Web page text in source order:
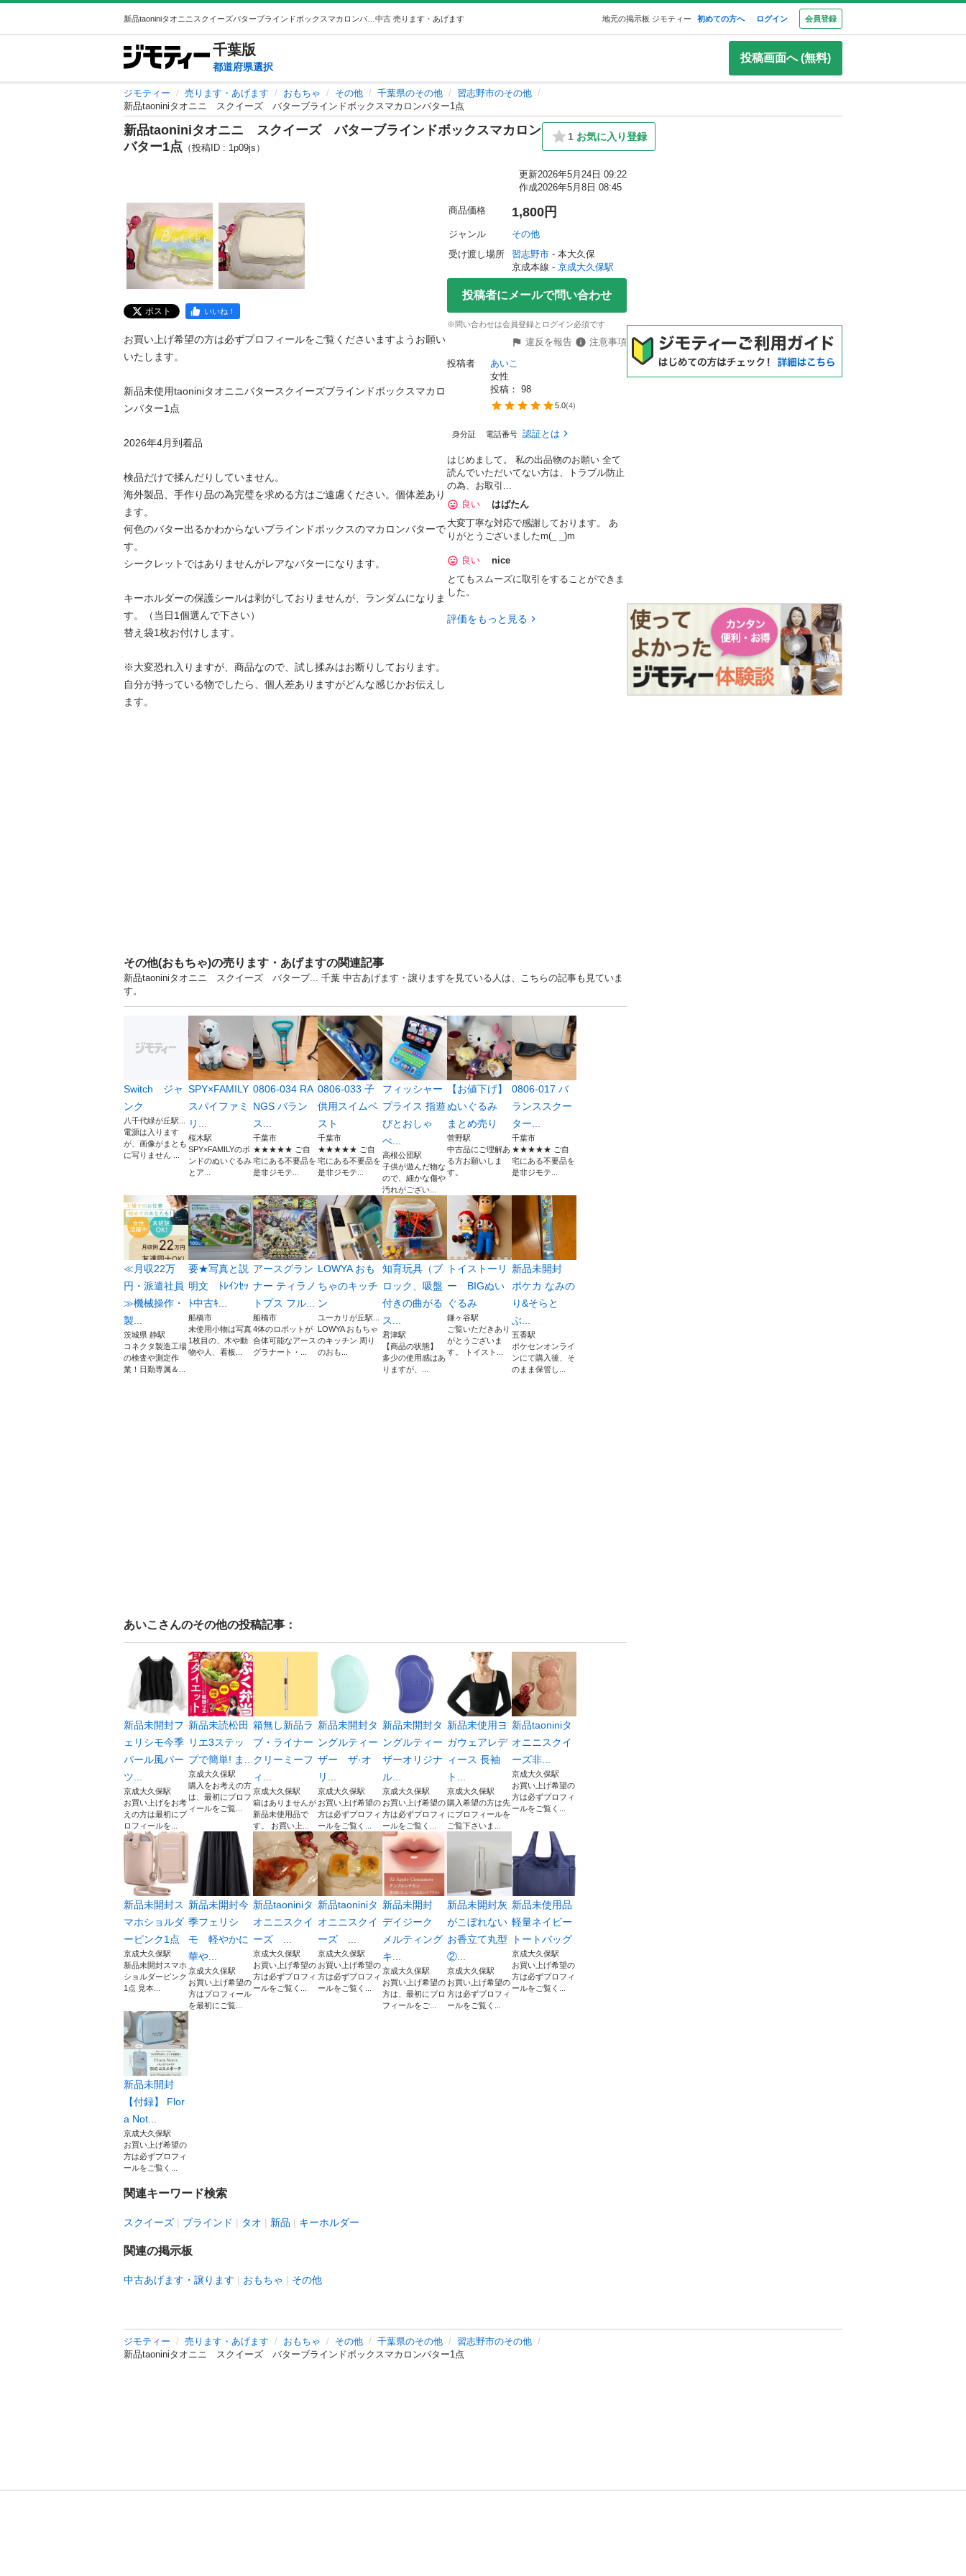
中古 売ります・あげます 地元の掲示板 ジモティー 初めての方へ ログイン 会員登録
千葉版
都道府県選択
投稿画面へ (無料)
ジモティー 売ります・あげます おもちゃ その他 千葉県のその他
習志野市のその他
新品taoniniタオニニ スクイーズ バターブラインドボックスマカロンバター1点
新品taoniniタオニニ スクイーズ バターブラインドボックスマカロン
バター1点 （投稿ID : 1p09js）
1 お気に入り登録
更新2026年5月24日 09:22
作成2026年5月8日 08:45
ポスト いいね！
お買い上げ希望の方は必ずプロフィールをご覧くださいますようお願い
いたします。
新品未使用taoniniタオニニバタースクイーズブラインドボックスマカロ
ンバター1点
2026年4月到着品
検品だけで揉んだりしていません。
海外製品、手作り品の為完璧を求める方はご遠慮ください。個体差あり
ます。
何色のバター出るかわからないブラインドボックスのマカロンバターで
す。
シークレットではありませんがレアなバターになります。
キーホルダーの保護シールは剥がしておりませんが、ランダムになりま
す。（当日1個選んで下さい）
替え袋1枚お付けします。
※大変恐れ入りますが、商品なので、試し揉みはお断りしております。
自分が持っている物でしたら、個人差ありますがどんな感じかお伝えし
ます。
商品価格 1,800円
ジャンル
その他
受け渡し場所
習志野市 - 本大久保
京成本線 - 京成大久保駅
投稿者にメールで問い合わせ
※問い合わせは会員登録とログイン必須です
違反を報告
注意事項
投稿者
あいこ
女性
投稿： 98
5.0(4)
身分証 電話番号 認証とは
はじめまして。 私の出品物のお願い 全て
読んでいただいてない方は、トラブル防止
の為、お取引...
良い
はばたん
大変丁寧な対応で感謝しております。 あ
りがとうございましたm(_ _)m
良い
nice
とてもスムーズに取引をすることができま
した。
評価をもっと見る
その他(おもちゃ)の売ります・あげますの関連記事
新品taoniniタオニニ スクイーズ バターブ... 千葉 中古あげます・譲りますを見ている人は、こちらの記事も見ていま
す。
Switch ジャ
ンク
八千代緑が丘駅...
電源は入ります
が、画像がまとも
に写りません ...
SPY×FAMILY
スパイファミ
リ...
桜木駅
SPY×FAMILYのボ
ンドのぬいぐるみ
とア...
0806-034 RA
NGS バラン
ス...
千葉市
★★★★★ ご自
宅にある不要品を
是非ジモテ...
0806-033 子
供用スイムベ
スト
千葉市
★★★★★ ご自
宅にある不要品を
是非ジモテ...
フィッシャー
プライス 指遊
びとおしゃ
べ...
高根公団駅
子供が遊んだ物な
ので、細かな傷や
汚れがござい...
【お値下げ】
ぬいぐるみ
まとめ売り
菅野駅
中古品にご理解あ
る方お願いしま
す。
0806-017 バ
ランススクー
ター...
千葉市
★★★★★ ご自
宅にある不要品を
是非ジモテ...
≪月収22万
円・派遣社員
≫機械操作・
製...
茨城県 静駅
コネクタ製造工場
の検査や測定作
業！日勤専属＆...
要★写真と説
明文 ﾄﾚｲﾝｾｯ
ﾄ中古ｷ...
船橋市
未使用小物は写真
1枚目の、木や動
物や人、看板...
アースグラン
ナー ティラノ
トプス フル...
船橋市
4体のロボットが
合体可能なアース
グラナート・...
LOWYA おも
ちゃのキッチ
ン
ユーカリが丘駅...
LOWYA おもちゃ
のキッチン 周り
のおも...
知育玩具（ブ
ロック、吸盤
付きの曲がる
ス...
君津駅
【商品の状態】
多少の使用感はあ
りますが、...
トイストーリ
ー BIGぬい
ぐるみ
鎌ヶ谷駅
ご覧いただきあり
がとうございま
す。 トイスト...
新品未開封
ポケカ なみの
り&そらと
ぶ...
五香駅
ポケセンオンライ
ンにて購入後、そ
のまま保管し...
あいこ さんのその他の投稿記事：
新品未開封フ
ェリシモ今季
パール風パー
ツ...
京成大久保駅
お買い上げをお考
えの方は最初にプ
ロフィールを...
新品未読松田
リエ3ステッ
プで簡単! ま...
京成大久保駅
購入をお考えの方
は、最初にプロフ
ィールをご覧...
箱無し新品ラ
ブ・ライナー
クリーミーフ
ィ...
京成大久保駅
箱はありませんが
新品未使用品で
す。 お買い上...
新品未開封タ
ングルティー
ザー ザ·オ
リ...
京成大久保駅
お買い上げ希望の
方は必ずプロフィ
ールをご覧く...
新品未開封タ
ングルティー
ザーオリジナ
ル...
京成大久保駅
お買い上げ希望の
方は必ずプロフィ
ールをご覧く...
新品未使用ヨ
ガウェアレデ
ィース 長袖
ト...
京成大久保駅
購入希望の方は先
にプロフィールを
ご覧下さいま...
新品taoniniタ
オニニスクイ
ーズ非...
京成大久保駅
お買い上げ希望の
方は必ずプロフィ
ールをご覧く...
新品未開封ス
マホショルダ
ーピンク1点
京成大久保駅
新品未開封スマホ
ショルダーピンク
1点 見本...
新品未開封今
季フェリシ
モ 軽やかに
華や...
京成大久保駅
お買い上げ希望の
方はプロフィール
を最初にご覧...
新品taoniniタ
オニニスクイ
ーズ ...
京成大久保駅
お買い上げ希望の
方は必ずプロフィ
ールをご覧く...
新品taoniniタ
オニニスクイ
ーズ ...
京成大久保駅
お買い上げ希望の
方は必ずプロフィ
ールをご覧く...
新品未開封
デイジーク
メルティング
キ...
京成大久保駅
お買い上げ希望の
方は、最初にプロ
フィールをご...
新品未開封灰
がこぼれない
お香立て丸型
②...
京成大久保駅
お買い上げ希望の
方は必ずプロフィ
ールをご覧く...
新品未使用品
軽量ネイビー
トートバッグ
京成大久保駅
お買い上げ希望の
方は必ずプロフィ
ールをご覧く...
新品未開封
【付録】 Flor
a Not...
京成大久保駅
お買い上げ希望の
方は必ずプロフィ
ールをご覧く...
関連キーワード検索
スクイーズ ブラインド タオ 新品 キーホルダー
関連の掲示板
中古あげます・譲ります おもちゃ その他
ジモティー 売ります・あげます おもちゃ その他 千葉県のその他
習志野市のその他
新品taoniniタオニニ スクイーズ バターブラインドボックスマカロンバター1点